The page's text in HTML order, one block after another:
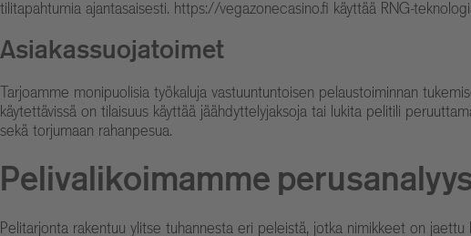
tilitapahtumia ajantasaisesti. https://vegazonecasino.fi käyttää RNG-
Asiakassuojatoimet
Tarjoamme monipuolisia työkaluja vastuuntuntoisen pelaustoiminnan
käytettävissä on tilaisuus käyttää jäähdyttelyjaksoja tai lukita pelitili
sekä torjumaan rahanpesua.
Pelivalikoimamme
Pelitarjonta rakentuu ylitse tuhannesta eri peleistä, jotka nimikkeet on